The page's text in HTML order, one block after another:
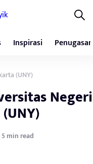
Inspirasi Penugasan
(UNY)
Negeri
5 min read